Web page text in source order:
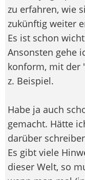
zu erfahren, wie
zukünftig weiter
Es ist schon
Ansonsten gehe
konform, mit der
z. Beispiel.
Habe ja auch
gemacht. Hätte
darüber
Es gibt viele
dieser Welt, so